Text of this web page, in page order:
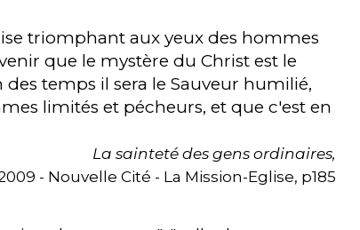
triomphant aux yeux des hommes
que le mystère du Christ est le
temps il sera le Sauveur humilié,
limités et pécheurs, et que c'est en
La sainteté des gens ordinaires,
- Nouvelle Cité - La Mission-Eglise, p185